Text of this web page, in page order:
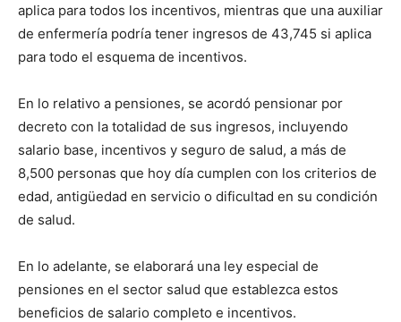
aplica para todos los incentivos, mientras que una auxiliar
de enfermería podría tener ingresos de 43,745 si aplica
para todo el esquema de incentivos.
En lo relativo a pensiones, se acordó pensionar por
decreto con la totalidad de sus ingresos, incluyendo
salario base, incentivos y seguro de salud, a más de
8,500 personas que hoy día cumplen con los criterios de
edad, antigüedad en servicio o dificultad en su condición
de salud.
En lo adelante, se elaborará una ley especial de
pensiones en el sector salud que establezca estos
beneficios de salario completo e incentivos.